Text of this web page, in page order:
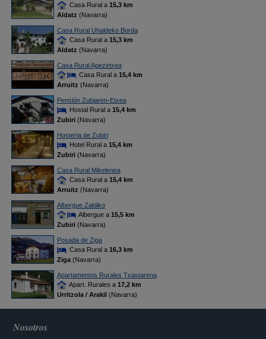
Casa Rural a 15,3 km
Aldatz (Navarra)
Casa Rural Uhaldeko Borda
Casa Rural a 15,3 km
Aldatz (Navarra)
Casa Rural Apezetxea
Casa Rural a 15,4 km
Arruitz (Navarra)
Pensión Zubiaren-Etxea
Hostal Rural a 15,4 km
Zubiri(Navarra)
Hosteria de Zubiri
Hotel Rural a 15,4 km
Zubiri(Navarra)
Casa Rural Mikelenea
Casa Rural a 15,4 km
Arruitz (Navarra)
Albergue Zaldiko
Albergue a 15,5 km
Zubiri(Navarra)
Posada de Ziga
Casa Rural a 16,3 km
Ziga(Navarra)
Apartamentos Rurales Txastarena
Apart. Rurales a 17,2 km
Urritzola / Arakil(Navarra)
Nosotros